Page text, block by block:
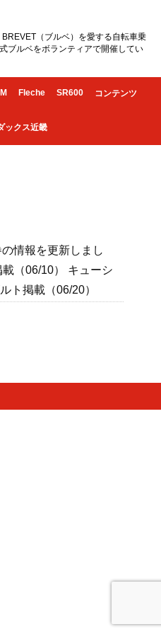
（ブルベ）を愛する自転車乗
ブルベをボランティアで開催してい
Fleche SR600 コンテンツ
ックス近畿
情報を更新しまし
（06/10） キューシ
ト掲載（06/20）